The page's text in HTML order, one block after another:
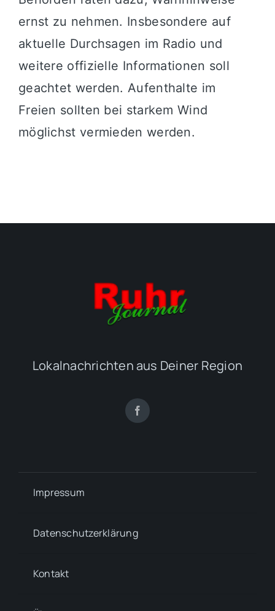
ernst zu nehmen. Insbesondere auf
aktuelle Durchsagen im Radio und
weitere offizielle Informationen soll
geachtet werden. Aufenthalte im
Freien sollten bei starkem Wind
möglichst vermieden werden.
Lokalnachrichten aus Deiner Region
Impressum
Datenschutzerklärung
Kontakt